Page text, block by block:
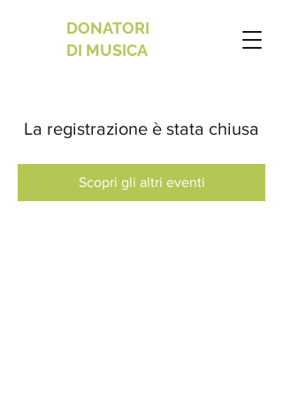
DONATORI
DI MUSICA
La registrazione è stata chiusa
Scopri gli altri eventi